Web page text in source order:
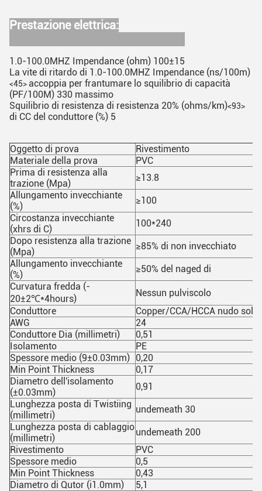
Prestazione elettrica:
1.0-100.0MHZ Impendance (ohm) 100±15
La vite di ritardo di 1.0-100.0MHZ Impendance (ns/100m)
<45>accoppia per frantumare lo squilibrio di capacità
(PF/100M) 330 massimo
Squilibrio di resistenza di resistenza 20% (ohms/km)<93>
di CC del conduttore (%) 5
Oggetto di prova
Rivestimento
Materiale della prova
PVC
Prima di resistenza alla
trazione (Mpa)
≥13.8
Allungamento invecchiante
(%)
≥100
Circostanza invecchiante
(xhrs di C)
100*240
Dopo resistenza alla trazione
(Mpa)
≥85% di non invecchiato
Allungamento invecchiante
(%)
≥50% del naged di
Curvatura fredda (-
20±2℃*4hours)
Nessun pulviscolo
Conduttore
Copper/CCA/HCCA nudo
AWG
24
Conduttore Dia (millimetri)
0,51
Isolamento
PE
Spessore medio (9±0.03mm) 0,20
Min Point Thickness
0,17
Diametro dell'isolamento
(±0.03mm)
0,91
Lunghezza posta di Twistiing
(millimetri)
undemeath 30
Lunghezza posta di cablaggio
(millimetri)
undemeath 200
Rivestimento
PVC
Spessore medio
0,5
Min Point Thickness
0,43
Diametro di Qutor (i1.0mm)
5,1